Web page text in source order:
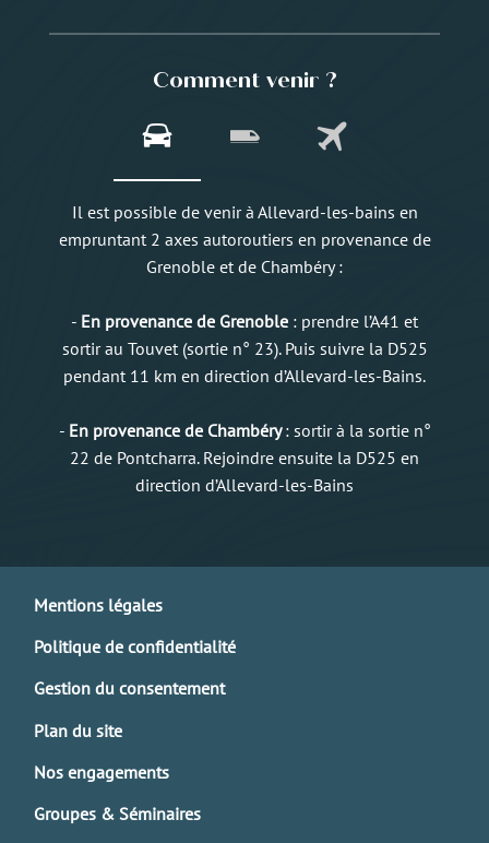
Comment venir ?
Il est possible de venir à Allevard-les-bains en
empruntant 2 axes autoroutiers en provenance de
Grenoble et de Chambéry :
- En provenance de Grenoble : prendre l’A41 et
sortir au Touvet (sortie n° 23). Puis suivre la D525
pendant 11 km en direction d’Allevard-les-Bains.
- En provenance de Chambéry: sortir à la sortie n°
22 de Pontcharra. Rejoindre ensuite la D525 en
direction d’Allevard-les-Bains
Mentions légales
Politique de confidentialité
Gestion du consentement
Plan du site
Nos engagements
Groupes & Séminaires